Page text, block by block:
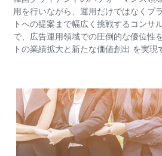
用を行いながら、運用だけではなくプ
トへの提案まで幅広く挑戦するコンサ
で、広告運用領域での圧倒的な優位性
トの業績拡大と新たな価値創出 を実現